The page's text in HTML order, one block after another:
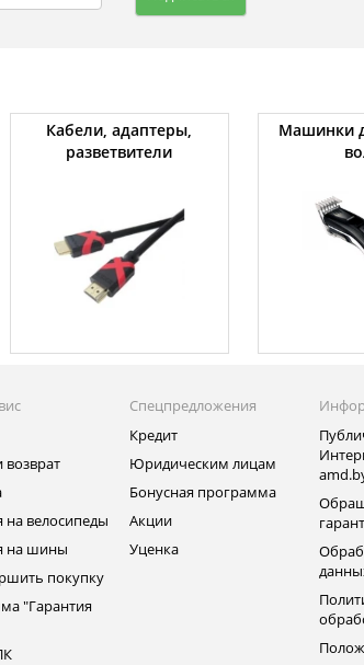
Кабели, адаптеры,
разветвители
Машинки
на велосипеды
на шины
покупку
"Гарантия
Спецпредложения
Кредит
Юридическим лицам
Бонусная программа
Акции
Уценка